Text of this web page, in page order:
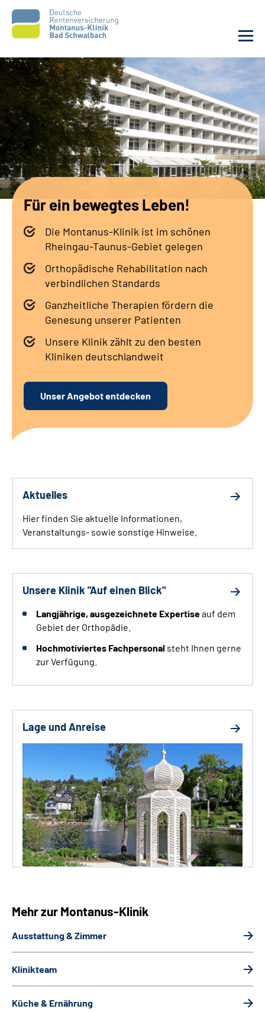
Unsere Klinik
Unsere Angebote
Service
Karriere
Sozialdienste & Zuweisende
Suche
Leichte Sprache
Gebärdensprache
Für ein bewegtes Leben!
Die Montanus-Klinik ist im schönen
Rheingau-Taunus-Gebiet gelegen
Orthopädische Rehabilitation nach
verbindlichen Standards
Ganzheitliche Therapien fördern die
Genesung unserer Patienten
Unsere Klinik zählt zu den besten
Kliniken deutschlandweit
Unser Angebot entdecken
Aktuelles
Hier finden Sie aktuelle Informationen,
Veranstaltungs- sowie sonstige Hinweise.
Unsere Klinik "Auf einen Blick"
Langjährige, ausgezeichnete Expertiseauf dem
Gebiet der Orthopädie.
Hochmotiviertes Fachpersonal steht Ihnen gerne
zur Verfügung.
Lage und Anreise
Mehr zur Montanus-Klinik
Ausstattung & Zimmer
Klinikteam
Küche & Ernährung